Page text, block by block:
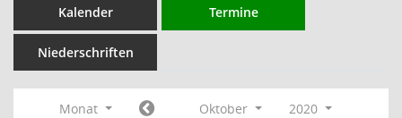
Kalender Termine
Niederschriften
Monat Oktober
2020